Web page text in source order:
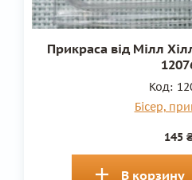
Прикраса від Мілл
Код:
Бісер,
145
В корзину